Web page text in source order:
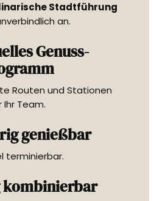
Stadtführung
an.
Genuss-
Routen und Stationen
Ihr Team.
genießbar
terminierbar.
kombinierbar